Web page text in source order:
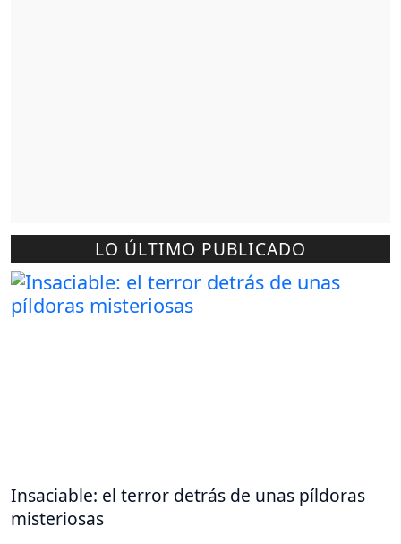
LO ÚLTIMO PUBLICADO
Insaciable: el terror detrás de unas píldoras
misteriosas